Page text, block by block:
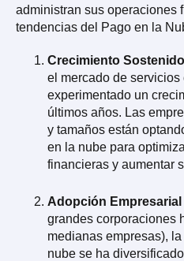
administran sus operaciones
tendencias del Pago en la
Crecimiento
el mercado de servicios
experimentado un
últimos años. Las
y tamaños están
en la nube para
financieras y aumentar
Adopción
grandes corporaciones
medianas empresas),
nube se ha